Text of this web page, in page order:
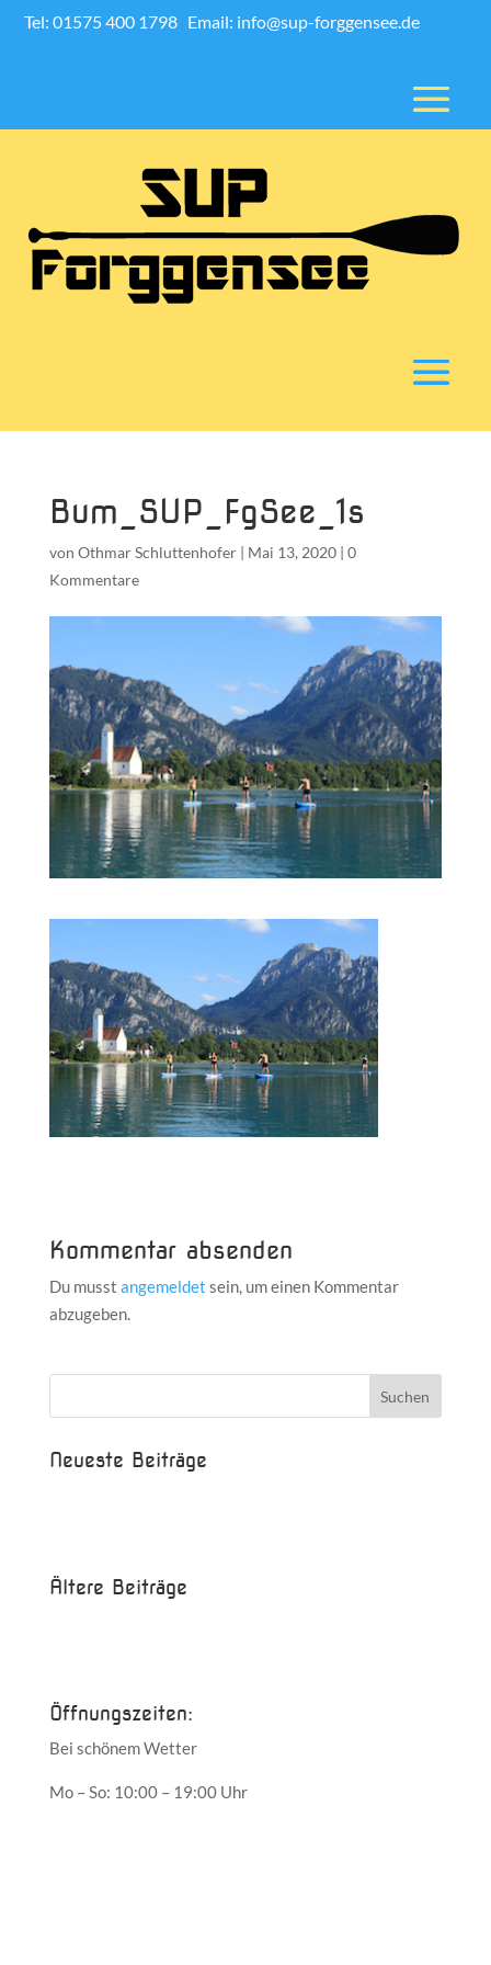
Tel: 01575 400 1798 Email: info@sup-forggensee.de
Bum_SUP_FgSee_1s
von Othmar Schluttenhofer| Mai 13, 2020| 0
Kommentare
Kommentar absenden
Du musst angemeldet sein, um einen Kommentar
abzugeben.
Neueste Beiträge
Ältere Beiträge
Öffnungszeiten:
Bei schönem Wetter
Mo – So: 10:00 – 19:00 Uhr